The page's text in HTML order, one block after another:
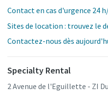
Contact en cas d'urgence 24
Sites de location : trouvez le
Contactez-nous dès
Specialty Rental
2 Avenue de l'Eguillette - ZI